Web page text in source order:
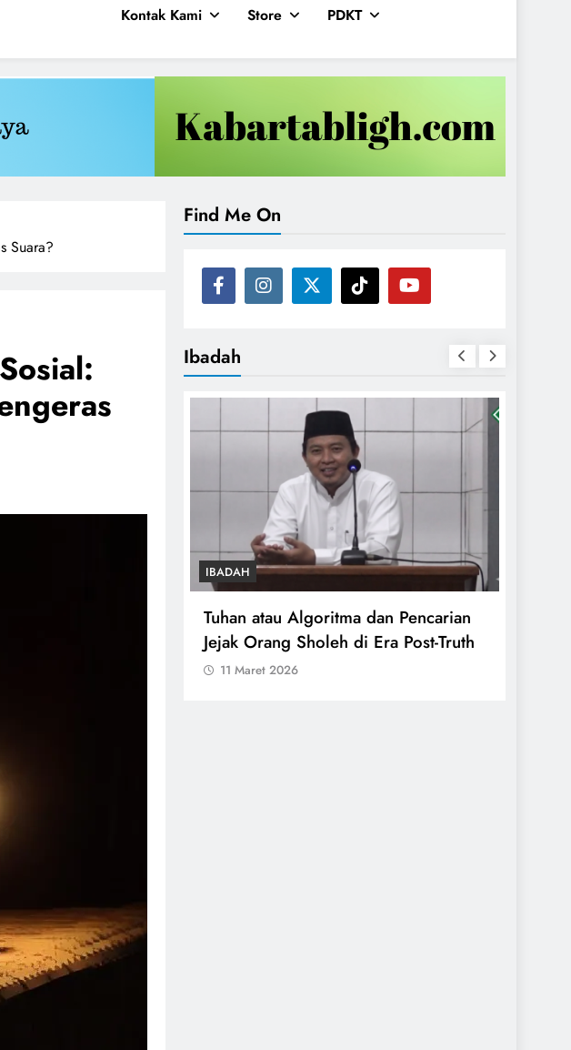
Kontak Kami Store PDKT
Suara?
Find Me On
Ibadah
IBADAH
Tuhan atau Algoritma dan Pencarian
Jejak Orang Sholeh di Era Post-Truth
11 Maret 2026